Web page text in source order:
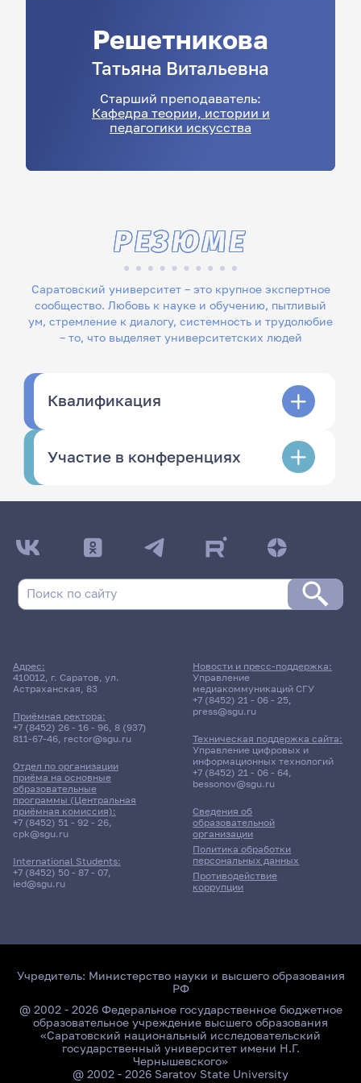
Решетникова
Татьяна Витальевна
Старший преподаватель:
Кафедра теории, истории и
педагогики искусства
Саратовский университет – это крупное экспертное
сообщество. Любовь к науке и обучению, пытливый
ум, стремление к диалогу, системность и трудолюбие
– то, что выделяет университетских людей
РЕЗЮМЕ
Квалификация
Участие в конференциях
Адрес:
410012, г. Саратов, ул.
Астраханская, 83
Приёмная ректора:
+7 (8452) 26 - 16 - 96, 8 (937)
811-67-46, rector@sgu.ru
Отдел по организации
приёма на основные
образовательные
программы (Центральная
приёмная комиссия):
+7 (8452) 51 - 92 - 26,
cpk@sgu.ru
International Students:
+7 (8452) 50 - 87 - 07,
ied@sgu.ru
Сведения об
образовательной
организации
Политика обработки
персональных данных
Противодействие
коррупции
Новости и пресс-поддержка:
Управление
медиакоммуникаций СГУ
+7 (8452) 21 - 06 - 25,
press@sgu.ru
Техническая поддержка сайта:
Управление цифровых и
информационных технологий
+7 (8452) 21 - 06 - 64,
bessonov@sgu.ru
Учредитель: Министерство науки и высшего образования
РФ
@ 2002 - 2026 Федеральное государственное бюджетное
образовательное учреждение высшего образования
«Саратовский национальный исследовательский
государственный университет имени Н.Г.
Чернышевского»
@ 2002 - 2026 Saratov State University